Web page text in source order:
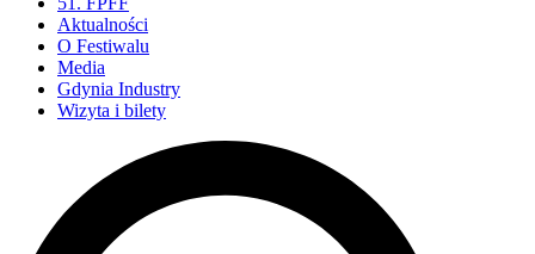
Aktualności
O Festiwalu
Media
Gdynia Industry
Wizyta i bilety